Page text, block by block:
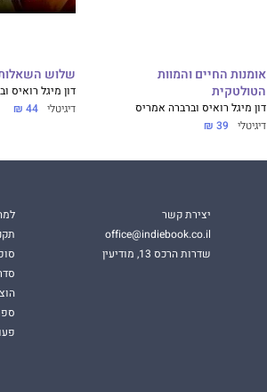
אומנות החיים והמוות
הטולטקית
דון מיגל רואיס וברברה אמריס
דיגיטלי 39 ₪
שלוש
דון מיגל רואיס
דיגיטלי 44 ₪
יצירת קשר
office@indiebook.co.il
שדרות הרכס 13, מודיעין